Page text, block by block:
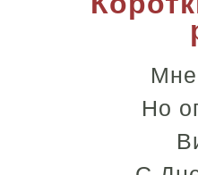
Мне
Но